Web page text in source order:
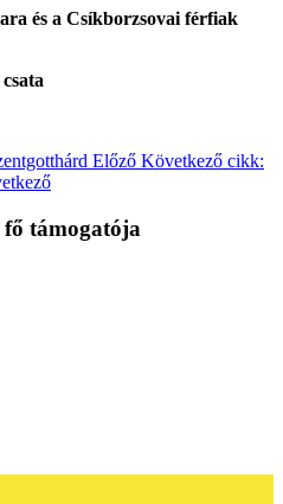
és a Csíkborzsovai férfiak
Előző Következő cikk:
támogatója